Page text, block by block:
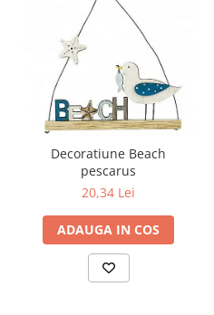
Decoratiune Beach
pescarus
20,34 Lei
ADAUGA IN COS